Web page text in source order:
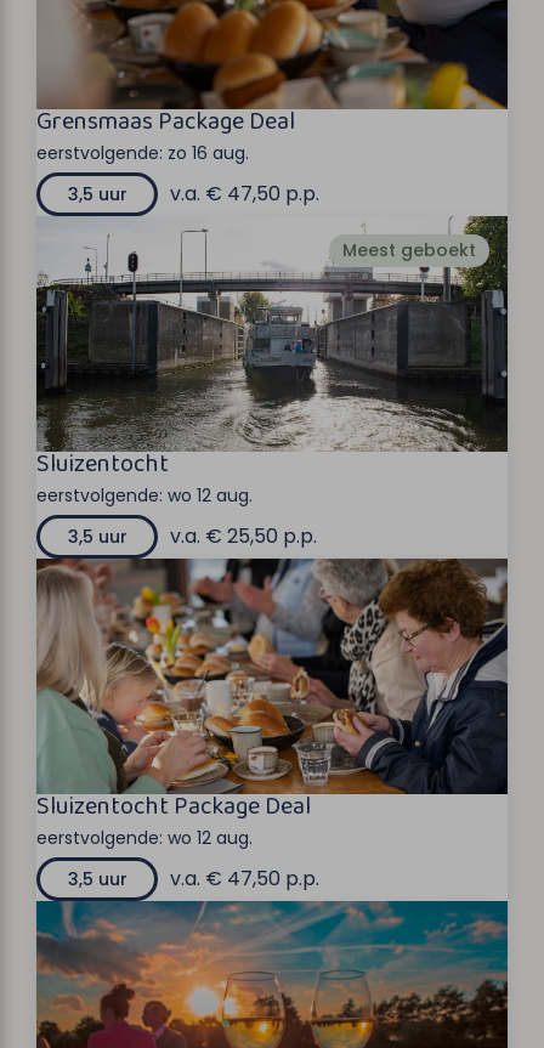
Grensmaas Package Deal
eerstvolgende: zo 16 aug.
3,5 uur
v.a. € 47,50 p.p.
Meest geboekt
Sluizentocht
eerstvolgende: wo 12 aug.
3,5 uur
v.a. € 25,50 p.p.
Sluizentocht Package Deal
eerstvolgende: wo 12 aug.
3,5 uur
v.a. € 47,50 p.p.